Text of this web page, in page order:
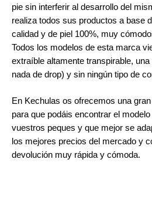
pie sin interferir al desarrollo del
realiza todos sus productos a base
calidad y de piel 100%, muy
Todos los modelos de esta marca
extraíble altamente transpirable,
nada de drop) y sin ningún tipo de
En Kechulas os ofrecemos una
para que podáis encontrar el
vuestros peques y que mejor se
los mejores precios del mercado y
devolución muy rápida y cómoda.